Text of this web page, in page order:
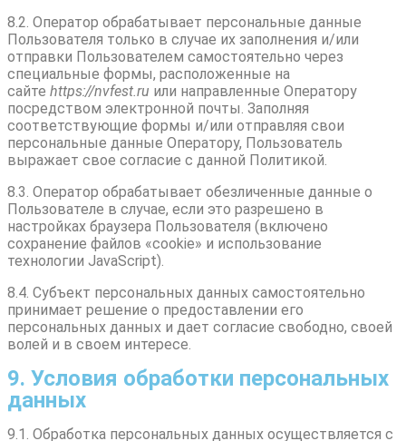
8.2. Оператор обрабатывает персональные данные
Пользователя только в случае их заполнения и/или
отправки Пользователем самостоятельно через
специальные формы, расположенные на
сайте httpsː//nvfest.ru или направленные Оператору
посредством электронной почты. Заполняя
соответствующие формы и/или отправляя свои
персональные данные Оператору, Пользователь
выражает свое согласие с данной Политикой.
8.3. Оператор обрабатывает обезличенные данные о
Пользователе в случае, если это разрешено в
настройках браузера Пользователя (включено
сохранение файлов «cookie» и использование
технологии JavaScript).
8.4. Субъект персональных данных самостоятельно
принимает решение о предоставлении его
персональных данных и дает согласие свободно, своей
волей и в своем интересе.
9. Условия обработки персональных
данных
9.1. Обработка персональных данных осуществляется с